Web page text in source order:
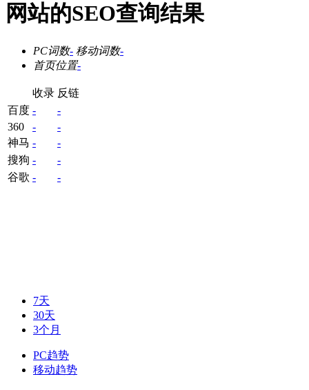
网站的SEO查询结果
PC词数- 移动词数-
首页位置-
收录 反链
百度 -
-
360
-
-
神马 -
-
搜狗 -
-
谷歌 - -
7天
30天
3个月
PC趋势
移动趋势